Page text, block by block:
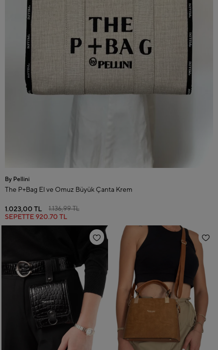
By Pellini
The P+Bag El ve Omuz Büyük Çanta Krem
1.023,00 TL 1.136,99 TL
SEPETTE920.70 TL